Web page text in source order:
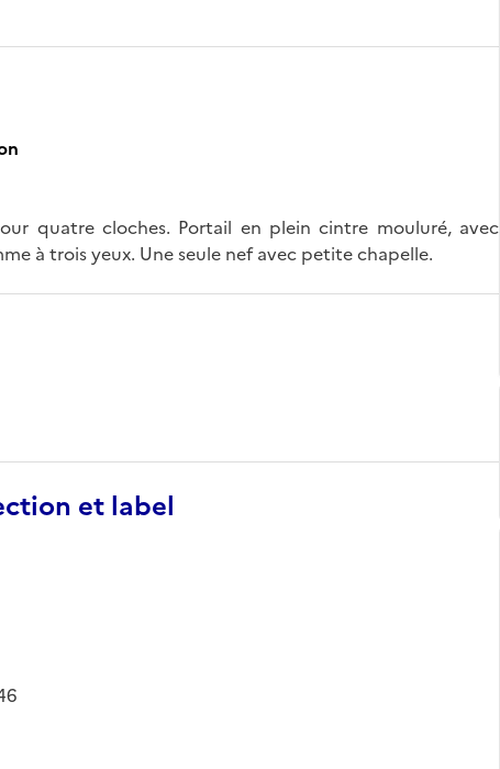
quatre cloches. Portail en plein cintre mouluré, avec
à trois yeux. Une seule nef avec petite chapelle.
et label